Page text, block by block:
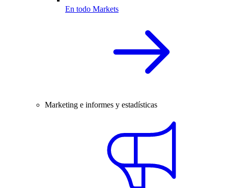
En todo Markets
Marketing e informes y estadísticas